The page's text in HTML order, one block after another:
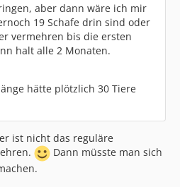
aber dann wäre ich mir
19 Schafe drin sind oder
vermehren bis die ersten
halt alle 2 Monaten.
hätte plötzlich 30 Tiere
ist nicht das reguläre
Dann müsste man sich